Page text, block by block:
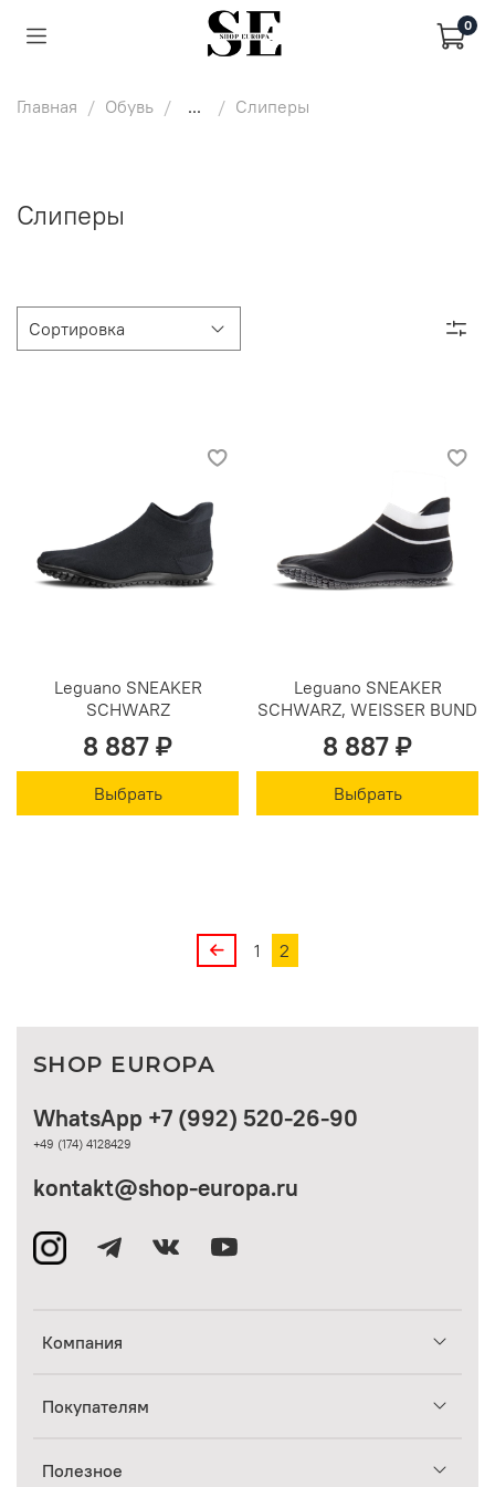
0
Главная Обувь ... Слиперы
Слиперы
Leguano SNEAKER
SCHWARZ
8 887 ₽
Выбрать
Leguano SNEAKER
SCHWARZ, WEISSER BUND
8 887 ₽
Выбрать
1 2
Компания
Покупателям
Полезное
WhatsApp +7 (992) 520-26-90
+49 (174) 4128429
kontakt@shop-europa.ru
SHOP EUROPA